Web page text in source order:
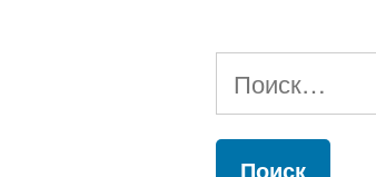
Найти: